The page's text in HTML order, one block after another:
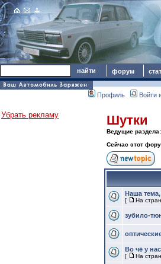
форум
Профиль Войти
Убрать рекламу Шутки
Ведущие
Сейчас этот
Наша
[ На
зубило-
Во чё у
[ На